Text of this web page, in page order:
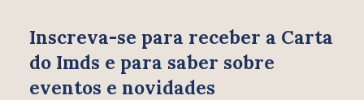
Inscreva-se para receber a Carta
do Imds e para saber sobre
eventos e novidades